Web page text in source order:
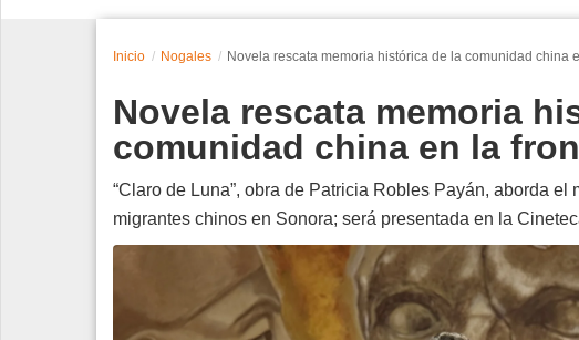
Edición Impresa
Inicio Nogales Novela rescata memoria histórica de la comunidad china
Novela rescata memoria
comunidad china en la
“Claro de Luna”, obra de Patricia Robles Payán, aborda
migrantes chinos en Sonora; será presentada en la